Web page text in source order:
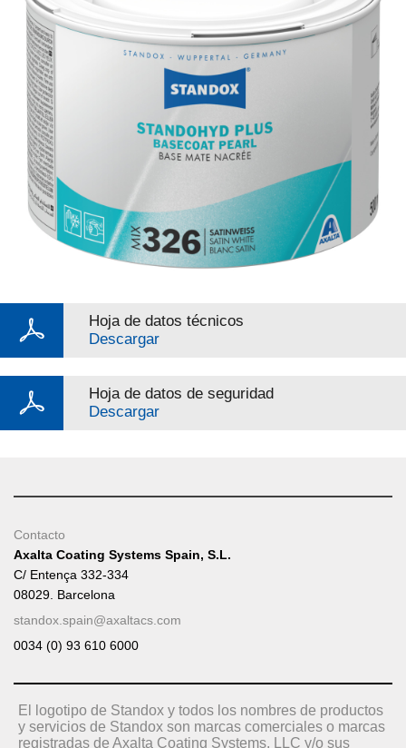
Hoja de datos técnicos
Descargar
Hoja de datos de seguridad
Descargar
Contacto
Axalta Coating Systems Spain, S.L.
C/ Entença 332-334
08029. Barcelona
standox.spain@axaltacs.com
0034 (0) 93 610 6000
El logotipo de Standox y todos los nombres de productos
y servicios de Standox son marcas comerciales o marcas
registradas de Axalta Coating Systems, LLC y/o sus